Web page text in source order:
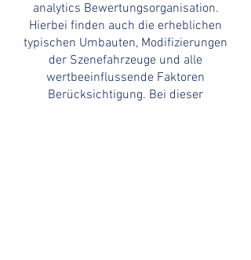
analytics Bewertungsorganisation.
Hierbei finden auch die erheblichen
typischen Umbauten, Modifizierungen
der Szenefahrzeuge und alle
wertbeeinflussende Faktoren
Berücksichtigung. Bei dieser